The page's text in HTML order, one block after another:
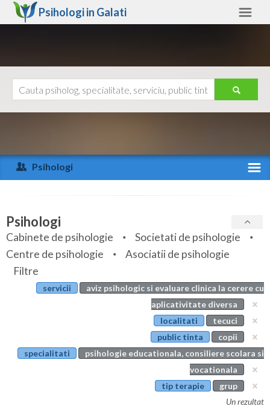
Psihologi in Galati
Arad
Arges
Bihor
Bistrita-Nasaud
Botosani
Bucuresti
Ajutor
Psihologi
Specialitati
Servicii
Articole
Evenimente
Psihologi
Cabinete de psihologie
Societati de psihologie
Centre de psihologie
Asociatii de psihologie
Filtre
servicii
aviz psihologic si evaluare clinica la cerere cu
aplicativitate diversa
localitati
tecuci
public tinta
copii
specialitati
psihologie educationala, consiliere scolara si
vocationala
tip terapie
grup
Un rezultat